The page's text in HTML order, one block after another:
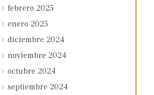
febrero 2025
enero 2025
diciembre 2024
noviembre 2024
octubre 2024
septiembre 2024